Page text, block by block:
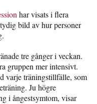
har visats i flera
bild av hur personer
tre gånger i veckan.
gruppen mer intensivt.
varje träningstillfälle, som
Ju högre
i ångestsymtom, visar